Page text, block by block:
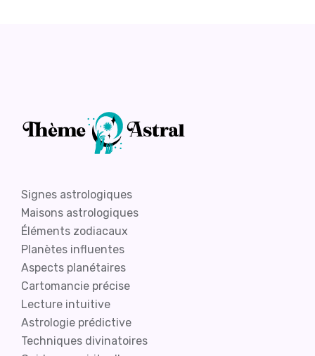
Signes astrologiques
Maisons astrologiques
Éléments zodiacaux
Planètes influentes
Aspects planétaires
Cartomancie précise
Lecture intuitive
Astrologie prédictive
Techniques divinatoires